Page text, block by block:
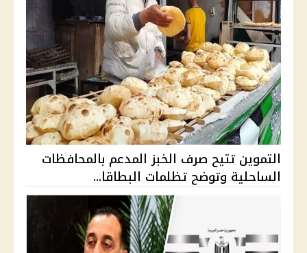
التموين تتيح صرف الخبز المدعم بالمحافظات
الساحلية وتوضح تظلمات البطاقا...